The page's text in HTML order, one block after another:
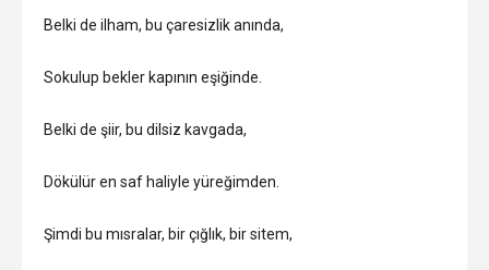
Belki de ilham, bu çaresizlik anında,
Sokulup bekler kapının eşiğinde.
Belki de şiir, bu dilsiz kavgada,
Dökülür en saf haliyle yüreğimden.
Şimdi bu mısralar, bir çığlık, bir sitem,